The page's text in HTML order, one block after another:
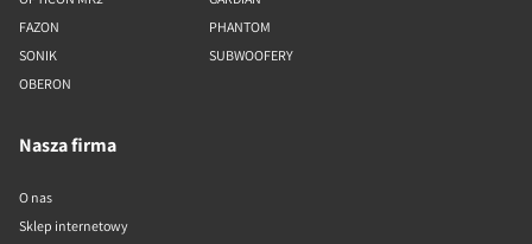
FAZON
SONIK
OBERON
PHANTOM
SUBWOOFERY
Nasza firma
O nas
Sklep internetowy